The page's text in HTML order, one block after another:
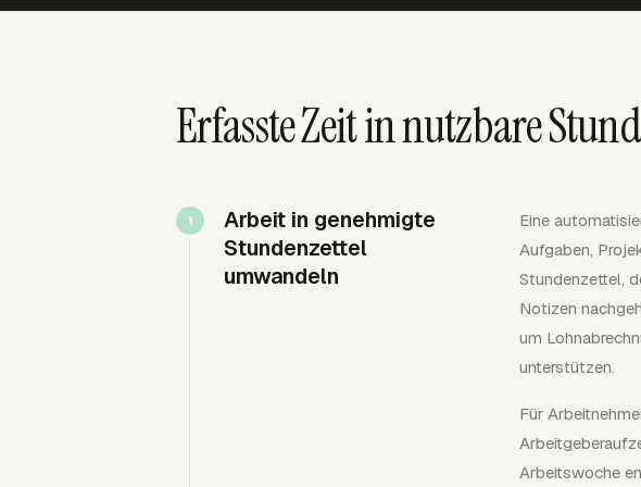
Erfasste Zeit in nutzbare
Arbeit in genehmigte
Stundenzettel
umwandeln
Eine
Aufgaben,
Stundenzettel,
Notizen
um
unterstützen.
Für
Arbeitswoche